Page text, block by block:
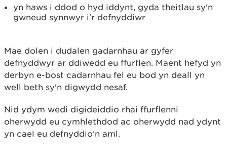
yn haws i ddod o hyd iddynt, gyda theitlau sy'n
gwneud synnwyr i'r defnyddiwr
Mae dolen i dudalen gadarnhau ar gyfer
defnyddwyr ar ddiwedd eu ffurflen. Maent hefyd yn
derbyn e-bost cadarnhau fel eu bod yn deall yn
well beth sy'n digwydd nesaf.
Nid ydym wedi digideiddio rhai ffurflenni
oherwydd eu cymhlethdod ac oherwydd nad ydynt
yn cael eu defnyddio'n aml.